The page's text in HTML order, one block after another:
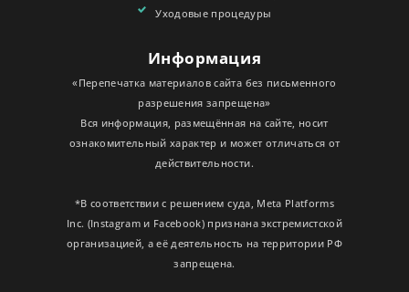
Уходовые процедуры
Информация
«Перепечатка материалов сайта без письменного
разрешения запрещена»
Вся информация, размещённая на сайте, носит
ознакомительный характер и может отличаться от
действительности.
*В соответствии с решением суда, Meta Platforms
Inc. (Instagram и Facebook) признана экстремистской
организацией, а её деятельность на территории РФ
запрещена.